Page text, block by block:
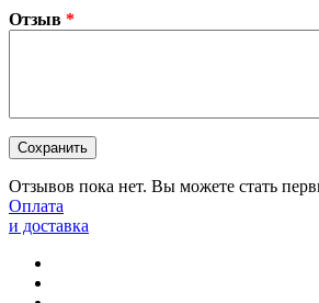
Отзыв *
Отзывов пока нет. Вы можете стать
Оплата
и доставка